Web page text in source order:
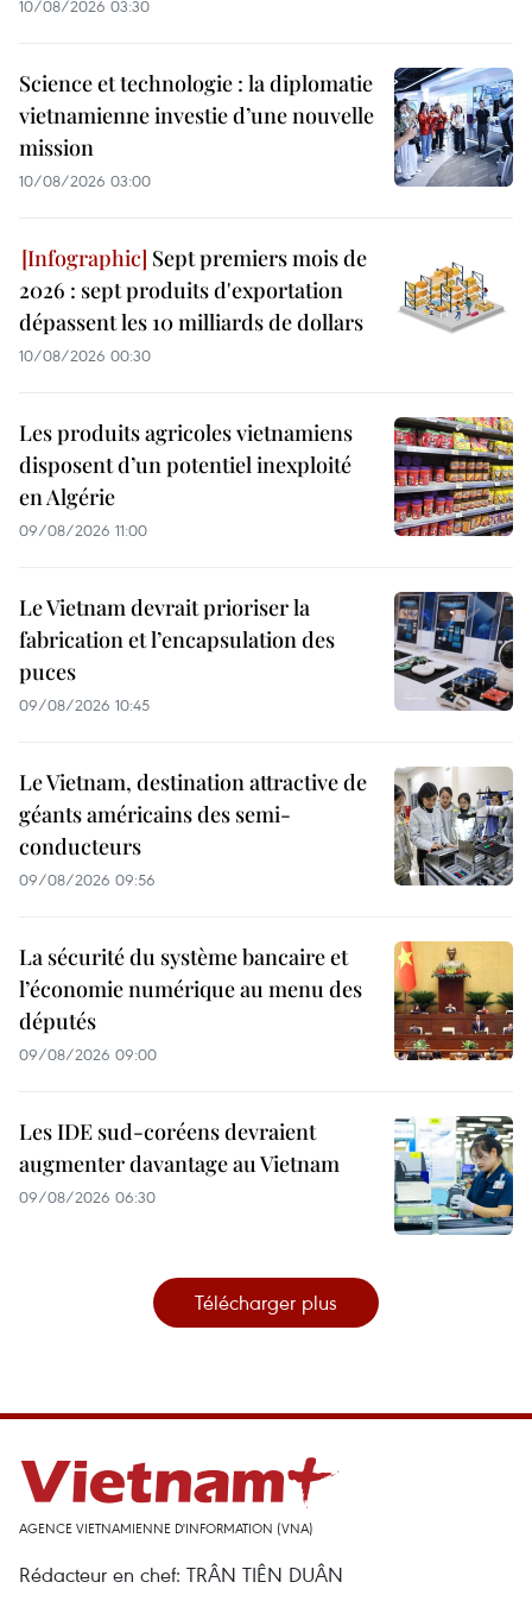
10/08/2026 03:30
Science et technologie : la diplomatie
vietnamienne investie d’une nouvelle
mission
10/08/2026 03:00
Sept premiers mois de
2026 : sept produits d'exportation
dépassent les 10 milliards de dollars
10/08/2026 00:30
Les produits agricoles vietnamiens
disposent d’un potentiel inexploité
en Algérie
09/08/2026 11:00
Le Vietnam devrait prioriser la
fabrication et l’encapsulation des
puces
09/08/2026 10:45
Le Vietnam, destination attractive de
géants américains des semi-
conducteurs
09/08/2026 09:56
La sécurité du système bancaire et
l’économie numérique au menu des
députés
09/08/2026 09:00
Les IDE sud-coréens devraient
augmenter davantage au Vietnam
09/08/2026 06:30
Télécharger plus
AGENCE VIETNAMIENNE D'INFORMATION (VNA)
Rédacteur en chef: TRÂN TIÊN DUÂN